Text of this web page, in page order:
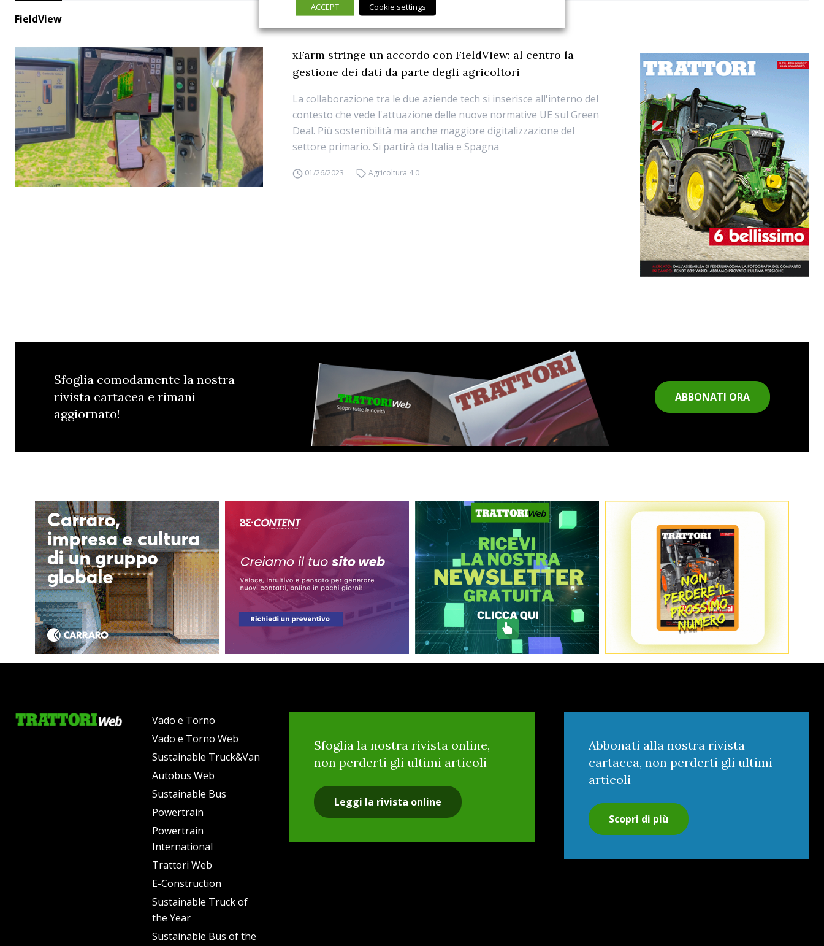
FieldView
xFarm stringe un accordo con FieldView: al centro la
gestione dei dati da parte degli agricoltori
La collaborazione tra le due aziende tech si inserisce all'interno del
contesto che vede l'attuazione delle nuove normative UE sul Green
Deal. Più sostenibilità ma anche maggiore digitalizzazione del
settore primario. Si partirà da Italia e Spagna
01/26/2023 Agricoltura 4.0
Sfoglia comodamente la nostra
rivista cartacea e rimani
aggiornato!
ABBONATI ORA
Vado e Torno
Vado e Torno Web
Sustainable Truck&Van
Autobus Web
Sustainable Bus
Powertrain
Powertrain
International
Trattori Web
E-Construction
Sustainable Truck of
the Year
Sustainable Bus of the
Sfoglia la nostra rivista online,
non perderti gli ultimi articoli
Leggi la rivista online
Abbonati alla nostra rivista
cartacea, non perderti gli ultimi
articoli
Scopri di più
ACCEPT
Cookie settings